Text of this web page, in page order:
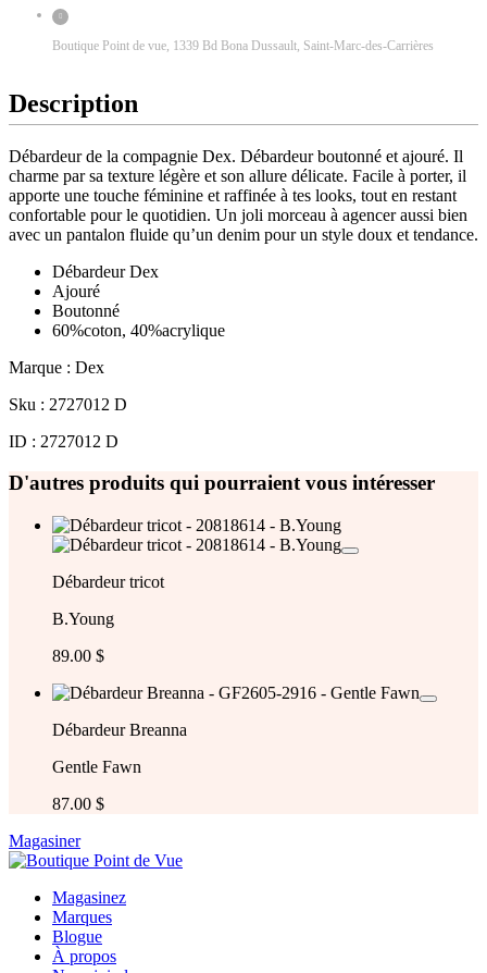
Boutique Point de vue, 1339 Bd Bona Dussault, Saint-Marc-des-Carrières
Description
Débardeur de la compagnie Dex. Débardeur boutonné et ajouré. Il
charme par sa texture légère et son allure délicate. Facile à porter, il
apporte une touche féminine et raffinée à tes looks, tout en restant
confortable pour le quotidien. Un joli morceau à agencer aussi bien
avec un pantalon fluide qu’un denim pour un style doux et tendance.
Débardeur Dex
Ajouré
Boutonné
60%coton, 40%acrylique
Marque : Dex
Sku : 2727012 D
ID : 2727012 D
D'autres produits qui pourraient vous intéresser
Débardeur tricot
B.Young
89.00 $
Débardeur Breanna
Gentle Fawn
87.00 $
Magasiner
Magasinez
Marques
Blogue
À propos